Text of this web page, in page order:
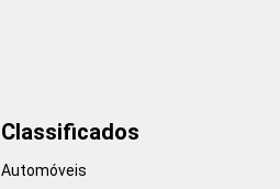
Classificados
Automóveis